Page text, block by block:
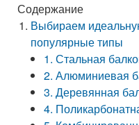
Содержание
Выбираем
популярные типы
1. Стальная
2. Алюминиевая
3. Деревянная
4.